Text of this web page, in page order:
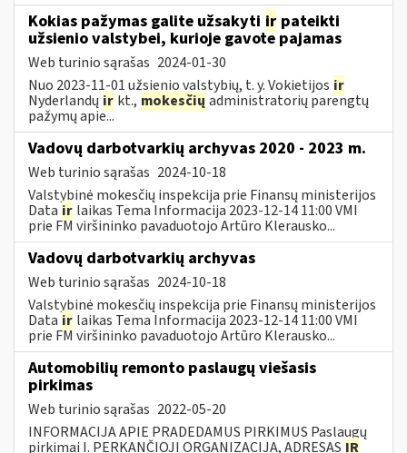
Kokias pažymas galite užsakyti ir pateikti
užsienio valstybei, kurioje gavote pajamas
Web turinio sąrašas 2024-01-30
Nuo 2023-11-01 užsienio valstybių, t. y. Vokietijos ir
Nyderlandų ir kt., mokesčių administratorių parengtų
pažymų apie...
Vadovų darbotvarkių archyvas 2020 - 2023 m.
Web turinio sąrašas 2024-10-18
Valstybinė mokesčių inspekcija prie Finansų ministerijos
Data ir laikas Tema Informacija 2023-12-14 11:00 VMI
prie FM viršininko pavaduotojo Artūro Klerausko...
Vadovų darbotvarkių archyvas
Web turinio sąrašas 2024-10-18
Valstybinė mokesčių inspekcija prie Finansų ministerijos
Data ir laikas Tema Informacija 2023-12-14 11:00 VMI
prie FM viršininko pavaduotojo Artūro Klerausko...
Automobilių remonto paslaugų viešasis
pirkimas
Web turinio sąrašas 2022-05-20
INFORMACIJA APIE PRADEDAMUS PIRKIMUS Paslaugų
pirkimai I. PERKANČIOJI ORGANIZACIJA, ADRESAS IR